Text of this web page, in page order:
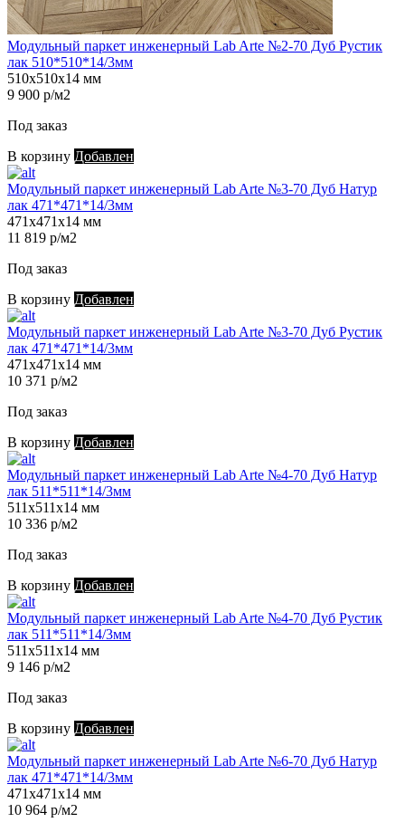
Модульный паркет инженерный Lab Arte №2-70 Дуб Рустик
лак 510*510*14/3мм
510х510х14 мм
9 900 р/м2
Под заказ
В корзину Добавлен
Модульный паркет инженерный Lab Arte №3-70 Дуб Натур
лак 471*471*14/3мм
471х471х14 мм
11 819 р/м2
Под заказ
В корзину Добавлен
Модульный паркет инженерный Lab Arte №3-70 Дуб Рустик
лак 471*471*14/3мм
471х471х14 мм
10 371 р/м2
Под заказ
В корзину Добавлен
Модульный паркет инженерный Lab Arte №4-70 Дуб Натур
лак 511*511*14/3мм
511х511х14 мм
10 336 р/м2
Под заказ
В корзину Добавлен
Модульный паркет инженерный Lab Arte №4-70 Дуб Рустик
лак 511*511*14/3мм
511х511х14 мм
9 146 р/м2
Под заказ
В корзину Добавлен
Модульный паркет инженерный Lab Arte №6-70 Дуб Натур
лак 471*471*14/3мм
471х471х14 мм
10 964 р/м2